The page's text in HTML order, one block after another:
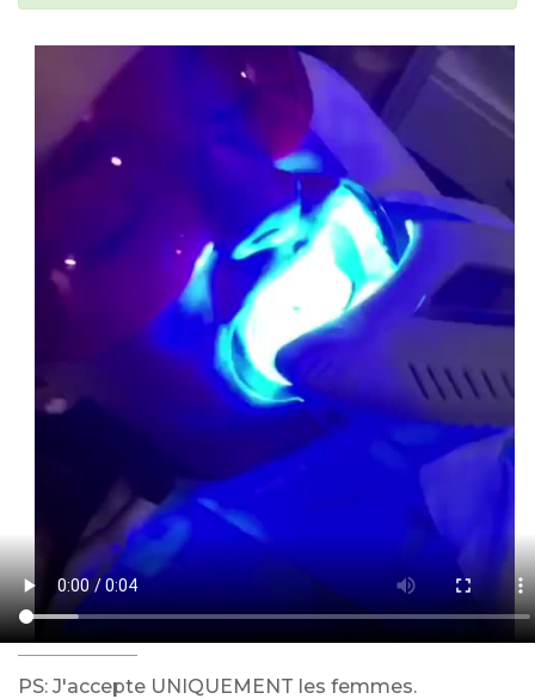
PS: J'accepte UNIQUEMENT les femmes.